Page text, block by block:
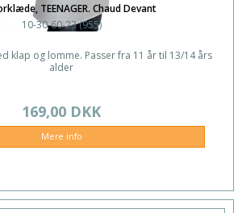
TEENAGER. Chaud Devant
10-30-60-23 (955)
klap og lomme. Passer fra 11 år til 13/14 års
alder
169,00 DKK
Mere info